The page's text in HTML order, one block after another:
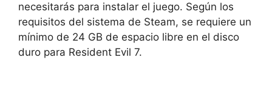
necesitarás para instalar el juego. Según los
requisitos del sistema de Steam, se requiere un
mínimo de 24 GB de espacio libre en el disco
duro para Resident Evil 7.